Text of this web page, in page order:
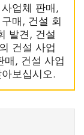
업체 판매,
매, 건설 회
발견, 건설
건설 사업
매, 건설 사업
보십시오.